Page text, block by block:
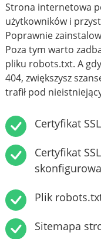
Strona internetowa
użytkowników i
Poprawnie
Poza tym warto
pliku robots.txt. A
404, zwiększysz
trafił pod
Certyfikat SSL
Certyfikat
Plik
Sitemapa